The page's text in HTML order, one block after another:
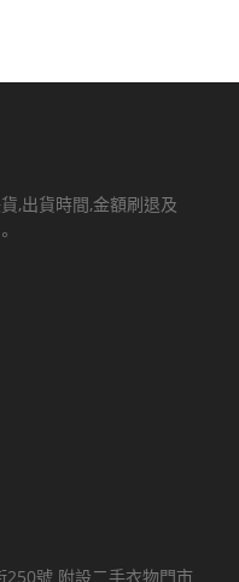
,出貨時間,金額刷退及
號 附設二手衣物門市